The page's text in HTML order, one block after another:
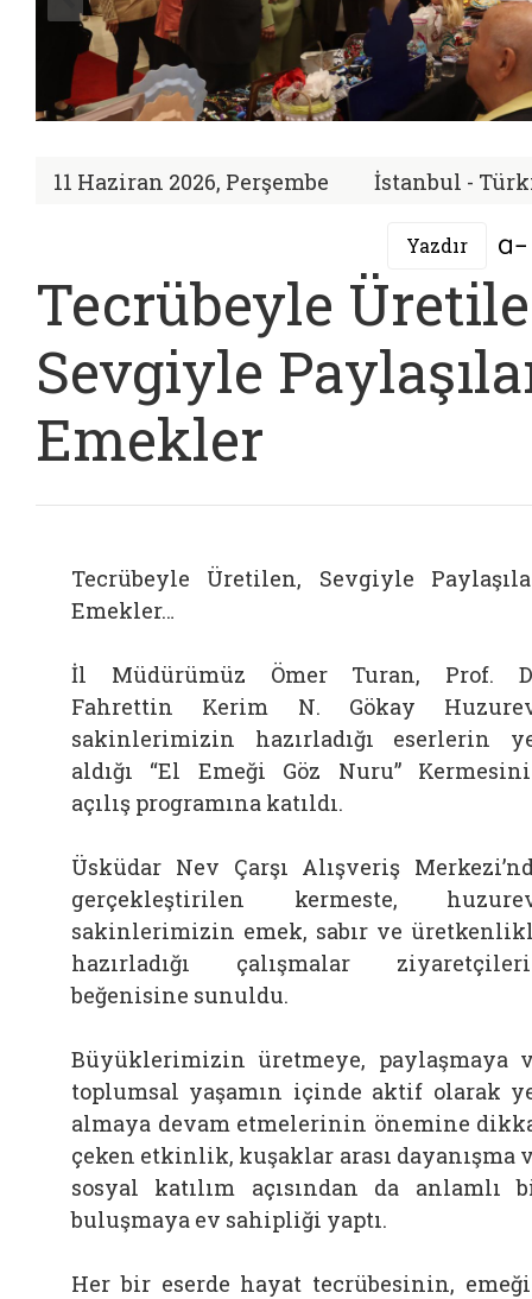
11 Haziran 2026, Perşembe İstanbul -
Yazdır
Tecrübeyle
Sevgiyle
Emekler
Tecrübeyle Üretilen, Sevgiyle
Emekler…
İl Müdürümüz Ömer Turan, Prof.
Fahrettin Kerim N. Gökay
sakinlerimizin hazırladığı eserlerin
aldığı “El Emeği Göz Nuru”
açılış programına katıldı.
Üsküdar Nev Çarşı Alışveriş
gerçekleştirilen kermeste,
sakinlerimizin emek, sabır ve
hazırladığı çalışmalar
beğenisine sunuldu.
Büyüklerimizin üretmeye, paylaşmaya
toplumsal yaşamın içinde aktif olarak
almaya devam etmelerinin önemine
çeken etkinlik, kuşaklar arası dayanışma
sosyal katılım açısından da anlamlı
buluşmaya ev sahipliği yaptı.
Her bir eserde hayat tecrübesinin,